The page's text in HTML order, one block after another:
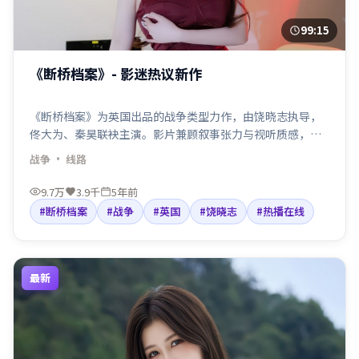
99:15
《断桥档案》- 影迷热议新作
《断桥档案》为英国出品的战争类型力作，由饶晓志执导，
佟大为、秦昊联袂主演。影片兼顾叙事张力与视听质感，适
合检索「战争电影」「英国」「饶晓志导演」等关键词。剧
情围绕人物抉择与命运碰撞展开，节奏利落，适合院线口碑
与线上点播人群观看。
战争 · 线路
9.7万 3.9千
5年前
#断桥档案
#战争 #英国 #饶晓志 #热播在线
最新